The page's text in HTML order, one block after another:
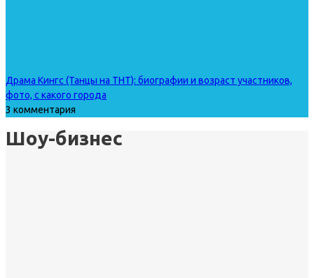
Драма Кингс (Танцы на ТНТ): биографии и возраст участников,
фото, с какого города
3 комментария
Шоу-бизнес